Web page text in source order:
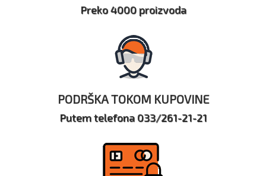
Preko 4000 proizvoda
PODRŠKA TOKOM KUPOVINE
Putem telefona 033/261-21-21